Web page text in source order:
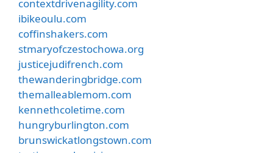
contextdrivenagility.com
ibikeoulu.com
coffinshakers.com
stmaryofczestochowa.org
justicejudifrench.com
thewanderingbridge.com
themalleablemom.com
kennethcoletime.com
hungryburlington.com
brunswickatlongstown.com